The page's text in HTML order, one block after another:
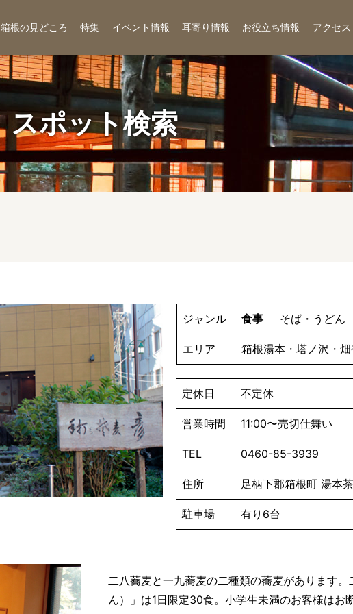
箱根の見どころ 特集 イベント情報 耳寄り情報 お役立ち情報 アクセス
スポット検索
ジャンル 食事 そば・うどん
エリア 箱根湯本・塔ノ沢・畑
定休日 不定休
営業時間 11:00〜売切仕舞い
TEL 0460-85-3939
住所 足柄下郡箱根町 湯本
駐車場 有り6台
二八蕎麦と一九蕎麦の二種類の蕎麦があります
ん）」は1日限定30食。小学生未満のお客様はお